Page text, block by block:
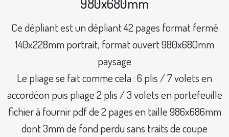
Ce dépliant est un dépliant 42 pages format fermé
140x228mm portrait, format ouvert 980x680mm
paysage
Le pliage se fait comme cela : 6 plis / 7 volets en
accordéon puis pliage 2 plis / 3 volets en portefeuille
fichier à fournir pdf de 2 pages en taille 986x686mm
dont 3mm de fond perdu sans traits de coupe